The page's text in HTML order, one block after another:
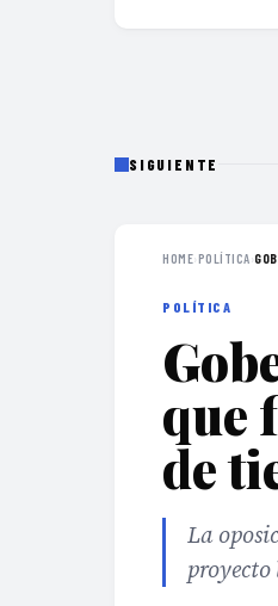
SIGUIENTE
HOME›POLÍTICA›
POLÍTICA
que
de
La